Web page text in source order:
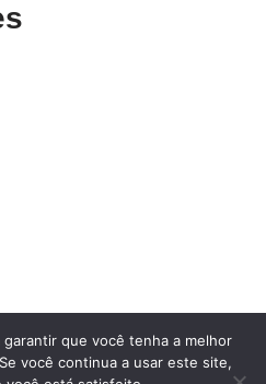
que você tenha a melhor
você continua a usar este site,